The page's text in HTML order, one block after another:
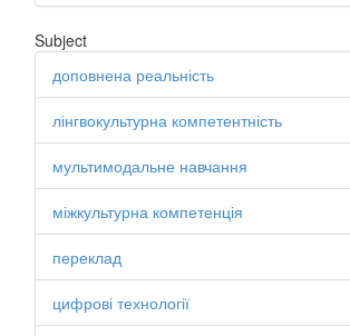
Subject
доповнена реальність
лінгвокультурна компетентність
мультимодальне навчання
міжкультурна компетенція
переклад
цифрові технології